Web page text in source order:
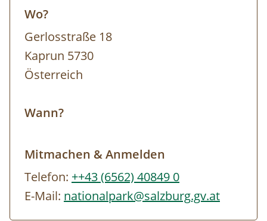
Wo?
Gerlosstraße 18
Kaprun 5730
Österreich
Wann?
Mitmachen & Anmelden
Telefon: ++43 (6562) 40849 0
E-Mail: nationalpark@salzburg.gv.at